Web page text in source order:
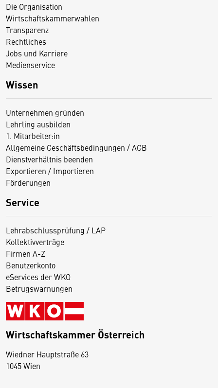
Die Organisation
Wirtschaftskammerwahlen
Transparenz
Rechtliches
Jobs und Karriere
Medienservice
Wissen
Unternehmen gründen
Lehrling ausbilden
1. Mitarbeiter:in
Allgemeine Geschäftsbedingungen / AGB
Dienstverhältnis beenden
Exportieren / Importieren
Förderungen
Service
Lehrabschlussprüfung / LAP
Kollektivverträge
Firmen A-Z
Benutzerkonto
eServices der WKO
Betrugswarnungen
Wirtschaftskammer Österreich
Wiedner Hauptstraße 63
1045 Wien
D